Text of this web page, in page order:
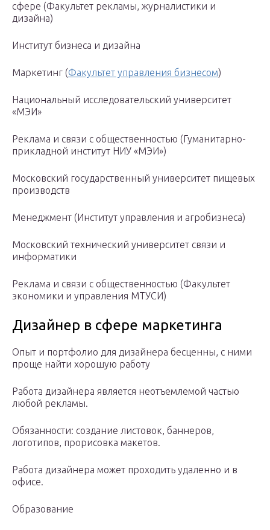
сфере (Факультет рекламы, журналистики и
дизайна)
Институт бизнеса и дизайна
Маркетинг (Факультет управления бизнесом)
Национальный исследовательский университет
«МЭИ»
Реклама и связи с общественностью (Гуманитарно-
прикладной институт НИУ «МЭИ»)
Московский государственный университет пищевых
производств
Менеджмент (Институт управления и агробизнеса)
Московский технический университет связи и
информатики
Реклама и связи с общественностью (Факультет
экономики и управления МТУСИ)
Дизайнер в сфере маркетинга
Опыт и портфолио для дизайнера бесценны, с ними
проще найти хорошую работу
Работа дизайнера является неотъемлемой частью
любой рекламы.
Обязанности: создание листовок, баннеров,
логотипов, прорисовка макетов.
Работа дизайнера может проходить удаленно и в
офисе.
Образование